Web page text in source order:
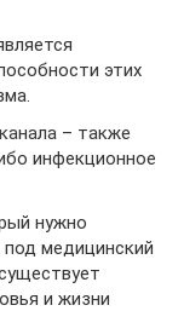
этих
– также
инфекционное
нужно
медицинский
и жизни